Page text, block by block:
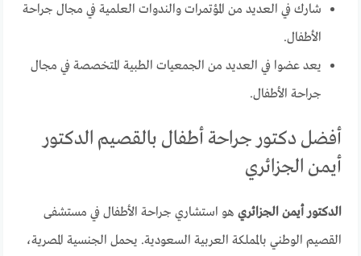
شارك في العديد من المؤتمرات والندوات العلمية في مجال جراحة
الأطفال.
يعد عضوا في العديد من الجمعيات الطبية المتخصصة في مجال
جراحة الأطفال.
أفضل دكتور جراحة أطفال بالقصيم الدكتور
أيمن الجزائري
الدكتور أيمن الجزائري هو استشاري جراحة الأطفال في مستشفى
القصيم الوطني بالمملكة العربية السعودية. يحمل الجنسية المصرية،